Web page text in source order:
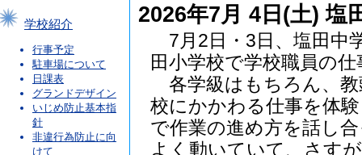
学校紹介
行事予定
駐車場について
日課表
グランドデザイン
いじめ防止基本指
針
非違行為防止に向
けて
2026年7月 4日(土) 塩
7月2日・3日、塩田中
田小学校で学校職員の
各学級はもちろん、教
校にかかわる仕事を体
で作業の進め方を話し
よく動いていて、さす